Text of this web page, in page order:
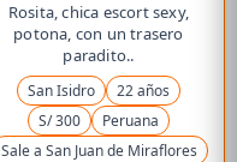
Rosita, chica escort sexy,
potona, con un trasero
paradito..
San Isidro
22 años
S/ 300
Peruana
Sale a San Juan de Miraflores